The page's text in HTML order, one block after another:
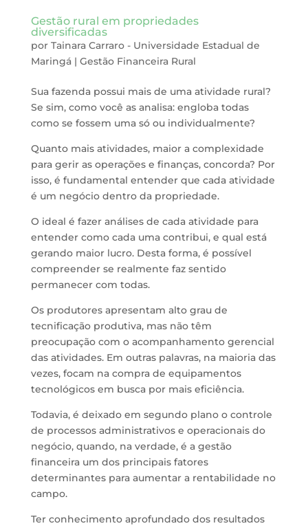
Gestão rural em propriedades
diversificadas
por Tainara Carraro - Universidade Estadual de
Maringá| Gestão Financeira Rural
Sua fazenda possui mais de uma atividade rural?
Se sim, como você as analisa: engloba todas
como se fossem uma só ou individualmente?
Quanto mais atividades, maior a complexidade
para gerir as operações e finanças, concorda? Por
isso, é fundamental entender que cada atividade
é um negócio dentro da propriedade.
O ideal é fazer análises de cada atividade para
entender como cada uma contribui, e qual está
gerando maior lucro. Desta forma, é possível
compreender se realmente faz sentido
permanecer com todas.
Os produtores apresentam alto grau de
tecnificação produtiva, mas não têm
preocupação com o acompanhamento gerencial
das atividades. Em outras palavras, na maioria das
vezes, focam na compra de equipamentos
tecnológicos em busca por mais eficiência.
Todavia, é deixado em segundo plano o controle
de processos administrativos e operacionais do
negócio, quando, na verdade, é a gestão
financeira um dos principais fatores
determinantes para aumentar a rentabilidade no
campo.
Ter conhecimento aprofundado dos resultados